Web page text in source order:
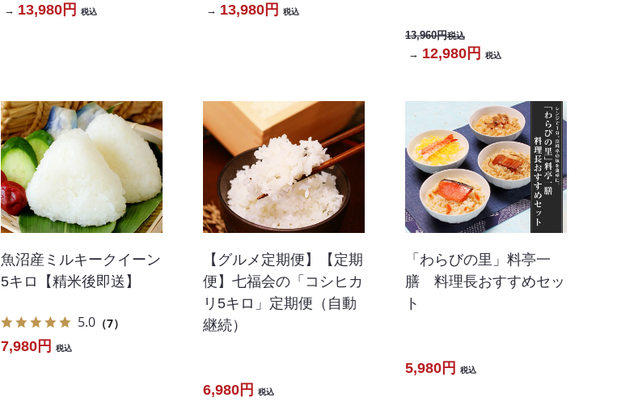
→ 13,980円 税込 → 13,980円 税込
13,960円税込
→ 12,980円 税込
魚沼産ミルキークイーン
5キロ【精米後即送】
5.0 （7）
7,980円 税込
【グルメ定期便】【定期
便】七福会の「コシヒカ
リ5キロ」定期便（自動
継続）
6,980円 税込
「わらびの里」料亭一
膳 料理長おすすめセッ
ト
5,980円 税込